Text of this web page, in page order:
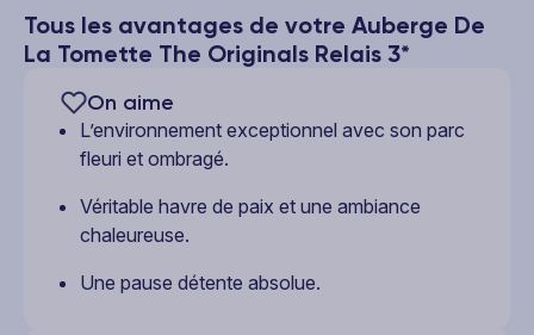
Tous les avantages de votre Auberge De
La Tomette The Originals Relais 3*
On aime
L’environnement exceptionnel avec son parc
fleuri et ombragé.
Véritable havre de paix et une ambiance
chaleureuse.
Une pause détente absolue.